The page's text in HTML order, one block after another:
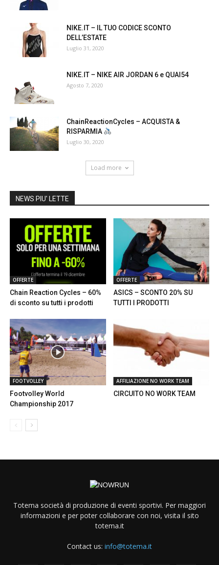
NIKE.IT – IL TUO CODICE SCONTO
DELL’ESTATE
Luglio 31, 2020
NIKE.IT – NIKE AIR JORDAN 6 e QUAI54
Agosto 7, 2020
ChainReactionCycles – ACQUISTA &
RISPARMIA
Luglio 30, 2020
Load more
NEWS PIU' LETTE
OFFERTE
Chain Reaction Cycles – 60%
di sconto su tutti i prodotti
OFFERTE
ASICS – SCONTO 20% SU
TUTTI I PRODOTTI
FOOTVOLLEY
Footvolley World
Championship 2017
AFFILIAZIONE NO WORK TEAM
CIRCUITO NO WORK TEAM
Totema società di produzione di eventi sportivi. Per maggiori
informazioni e per poter collaborare con noi, visita il sito
totema.it
Contact us: info@totema.it